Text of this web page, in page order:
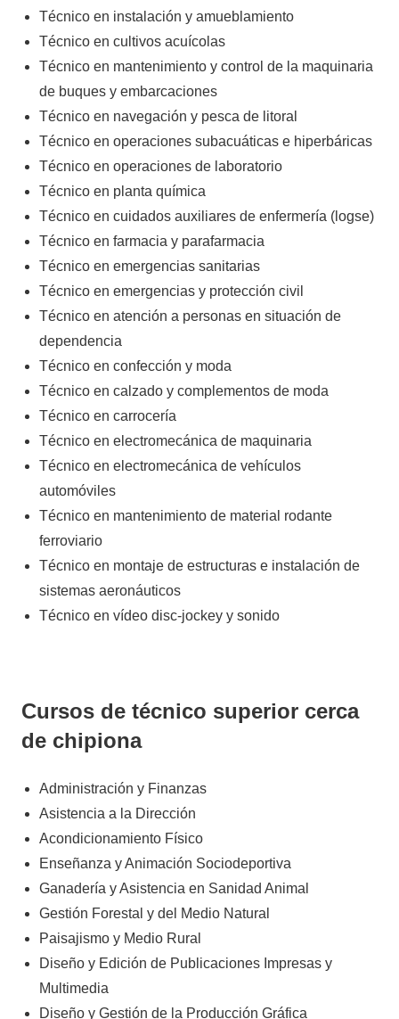
Técnico en instalación y amueblamiento
Técnico en cultivos acuícolas
Técnico en mantenimiento y control de la maquinaria
de buques y embarcaciones
Técnico en navegación y pesca de litoral
Técnico en operaciones subacuáticas e hiperbáricas
Técnico en operaciones de laboratorio
Técnico en planta química
Técnico en cuidados auxiliares de enfermería (logse)
Técnico en farmacia y parafarmacia
Técnico en emergencias sanitarias
Técnico en emergencias y protección civil
Técnico en atención a personas en situación de
dependencia
Técnico en confección y moda
Técnico en calzado y complementos de moda
Técnico en carrocería
Técnico en electromecánica de maquinaria
Técnico en electromecánica de vehículos
automóviles
Técnico en mantenimiento de material rodante
ferroviario
Técnico en montaje de estructuras e instalación de
sistemas aeronáuticos
Técnico en vídeo disc-jockey y sonido
Cursos de técnico superior cerca
de chipiona
Administración y Finanzas
Asistencia a la Dirección
Acondicionamiento Físico
Enseñanza y Animación Sociodeportiva
Ganadería y Asistencia en Sanidad Animal
Gestión Forestal y del Medio Natural
Paisajismo y Medio Rural
Diseño y Edición de Publicaciones Impresas y
Multimedia
Diseño y Gestión de la Producción Gráfica